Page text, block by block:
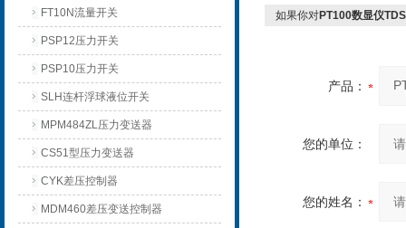
FT10N流量开关
PSP12压力开关
PSP10压力开关
SLH连杆浮球液位开关
MPM484ZL压力变送器
CS51型压力变送器
CYK差压控制器
MDM460差压变送控制器
如果你对PT100数显仪
产品：
您的单位：
您的姓名：